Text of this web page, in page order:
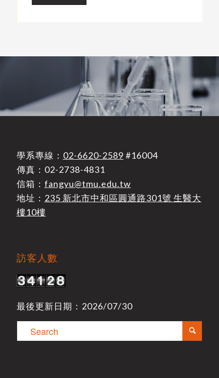
學系專線： 02-6620-2589 #16004
傳真：02-2738-4831
信箱： fangyu@tmu.edu.tw
地址： 235 新北市中和區圓通路301號 生醫大
樓10樓
訪客人數
最後更新日期：2026/07/30